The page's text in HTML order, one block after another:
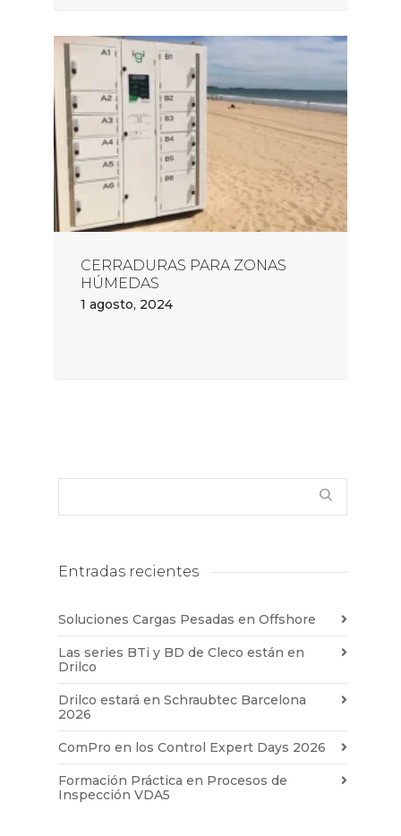
CERRADURAS PARA ZONAS
HÚMEDAS
1 agosto, 2024
Entradas recientes
Soluciones Cargas Pesadas en Offshore
Las series BTi y BD de Cleco están en
Drilco
Drilco estará en Schraubtec Barcelona
2026
ComPro en los Control Expert Days 2026
Formación Práctica en Procesos de
Inspección VDA5